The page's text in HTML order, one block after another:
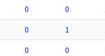
0 0
0 1
0 0